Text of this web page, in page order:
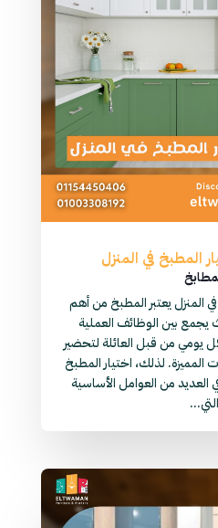
المطبخ في المنزل
المنزل يعتبر المطبخ من أهم
يجمع بين الوظائف العملية
يومي من قبل العائلة لتحضير
المميزة. لذلك، اختيار المطبخ
العديد من العوامل الأساسية
التي...